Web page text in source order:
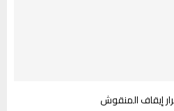
إيقاف المنقوش